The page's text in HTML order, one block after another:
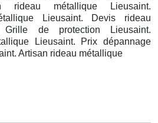
rideau métallique Lieusaint.
Lieusaint. Devis rideau
Grille de protection Lieusaint.
Lieusaint. Prix dépannage
Artisan rideau métallique